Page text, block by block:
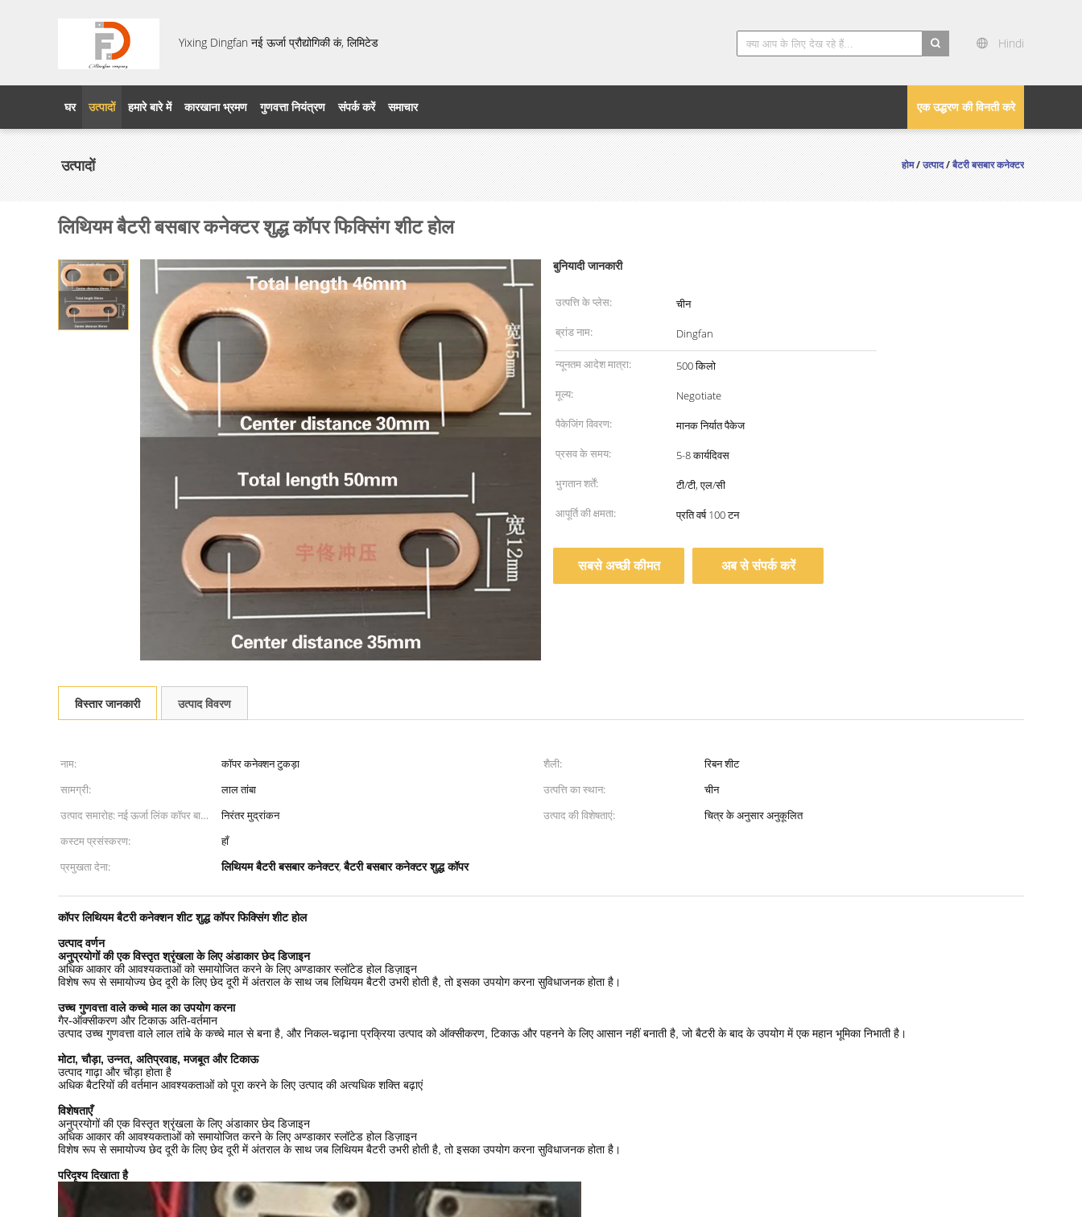
Yixing Dingfan नई ऊर्जा प्रौद्योगिकी कं, लिमिटेड
Hindi
एक उद्धरण की विनती करे
घर उत्पादों हमारे बारे में कारखाना भ्रमण गुणवत्ता नियंत्रण संपर्क करें समाचार
उत्पादों होम/उत्पाद/बैटरी बसबार कनेक्टर
लिथियम बैटरी बसबार कनेक्टर शुद्ध कॉपर फिक्सिंग शीट होल
बुनियादी जानकारी
उत्पत्ति के प्लेस:
चीन
ब्रांड नाम:
Dingfan
न्यूनतम आदेश मात्रा:
500 किलो
मूल्य:
Negotiate
पैकेजिंग विवरण:
मानक निर्यात पैकेज
प्रसव के समय:
5-8 कार्यदिवस
भुगतान शर्तें:
टी/टी, एल/सी
आपूर्ति की क्षमता:
प्रति वर्ष 100 टन
सबसे अच्छी कीमत अब से संपर्क करें
विस्तार जानकारी उत्पाद विवरण
नाम: कॉपर कनेक्शन टुकड़ा शैली:
रिबन शीट
सामग्री:
लाल तांबा उत्पत्ति का स्थान:
चीन
उत्पाद समारोह: नई ऊर्जा लिंक कॉपर बार
उत्पादन प्रक्रिया:
निरंतर मुद्रांकन उत्पाद की विशेषताएं:
चित्र के अनुसार अनुकूलित
कस्टम प्रसंस्करण:
हाँ
प्रमुखता देना:
लिथियम बैटरी बसबार कनेक्टर,बैटरी बसबार कनेक्टर शुद्ध कॉपर
कॉपर लिथियम बैटरी कनेक्शन शीट शुद्ध कॉपर फिक्सिंग शीट होल
उत्पाद वर्णन
अनुप्रयोगों की एक विस्तृत श्रृंखला के लिए अंडाकार छेद डिजाइन
अधिक आकार की आवश्यकताओं को समायोजित करने के लिए अण्डाकार स्लॉटेड होल डिज़ाइन
विशेष रूप से समायोज्य छेद दूरी के लिए छेद दूरी में अंतराल के साथ जब लिथियम बैटरी उभरी होती है, तो इसका उपयोग करना सुविधाजनक होता है।
उच्च गुणवत्ता वाले कच्चे माल का उपयोग करना
गैर-ऑक्सीकरण और टिकाऊ अति-वर्तमान
उत्पाद उच्च गुणवत्ता वाले लाल तांबे के कच्चे माल से बना है, और निकल-चढ़ाना प्रक्रिया उत्पाद को ऑक्सीकरण, टिकाऊ और पहनने के लिए आसान नहीं बनाती है, जो बैटरी के बाद के उपयोग में एक महान भूमिका निभाती है।
मोटा, चौड़ा, उन्नत, अतिप्रवाह, मजबूत और टिकाऊ
उत्पाद गाढ़ा और चौड़ा होता है
अधिक बैटरियों की वर्तमान आवश्यकताओं को पूरा करने के लिए उत्पाद की अत्यधिक शक्ति बढ़ाएं
विशेषताएँ
अनुप्रयोगों की एक विस्तृत श्रृंखला के लिए अंडाकार छेद डिजाइन
अधिक आकार की आवश्यकताओं को समायोजित करने के लिए अण्डाकार स्लॉटेड होल डिज़ाइन
विशेष रूप से समायोज्य छेद दूरी के लिए छेद दूरी में अंतराल के साथ जब लिथियम बैटरी उभरी होती है, तो इसका उपयोग करना सुविधाजनक होता है।
परिदृश्य दिखाता है